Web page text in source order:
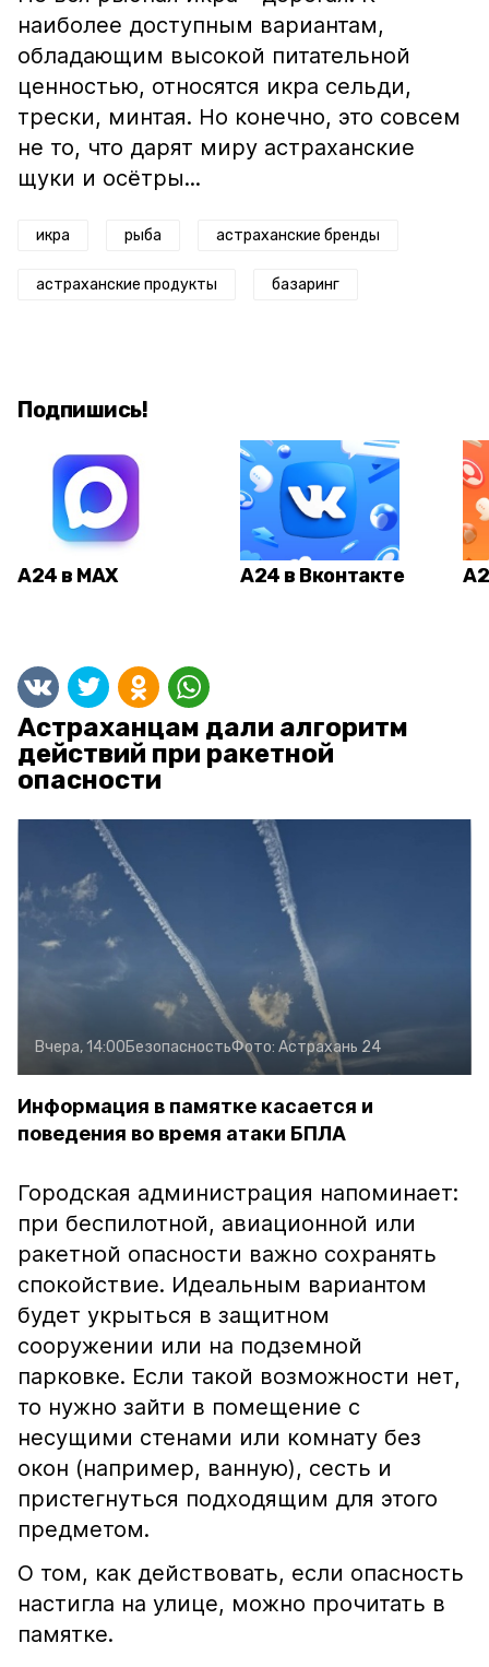
наиболее доступным вариантам,
обладающим высокой питательной
ценностью, относятся икра сельди,
трески, минтая. Но конечно, это совсем
не то, что дарят миру астраханские
щуки и осётры...
икра рыба астраханские бренды
астраханские продукты базаринг
Подпишись!
А24 в MAX А24 в Вконтакте
Астраханцам дали алгоритм
действий при ракетной
опасности
Вчера, 14:00БезопасностьФото: Астрахань 24
Информация в памятке касается и
поведения во время атаки БПЛА
Городская администрация напоминает:
при беспилотной, авиационной или
ракетной опасности важно сохранять
спокойствие. Идеальным вариантом
будет укрыться в защитном
сооружении или на подземной
парковке. Если такой возможности нет,
то нужно зайти в помещение с
несущими стенами или комнату без
окон (например, ванную), сесть и
пристегнуться подходящим для этого
предметом.
О том, как действовать, если опасность
настигла на улице, можно прочитать в
памятке.